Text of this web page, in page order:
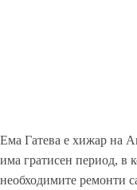
Ема Гатева е хижар на
има гратисен период, в
необходимите ремонти